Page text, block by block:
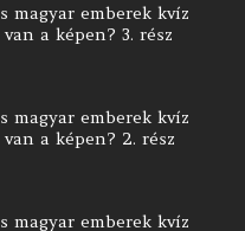
magyar emberek kvíz
a képen? 3. rész
magyar emberek kvíz
a képen? 2. rész
magyar emberek kvíz